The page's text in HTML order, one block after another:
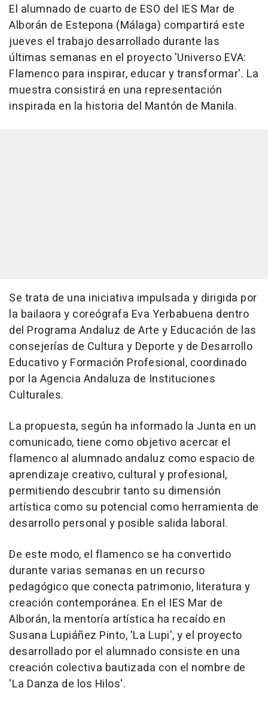
El alumnado de cuarto de ESO del IES Mar de
Alborán de Estepona (Málaga) compartirá este
jueves el trabajo desarrollado durante las
últimas semanas en el proyecto 'Universo EVA:
Flamenco para inspirar, educar y transformar'. La
muestra consistirá en una representación
inspirada en la historia del Mantón de Manila.
Se trata de una iniciativa impulsada y dirigida por
la bailaora y coreógrafa Eva Yerbabuena dentro
del Programa Andaluz de Arte y Educación de las
consejerías de Cultura y Deporte y de Desarrollo
Educativo y Formación Profesional, coordinado
por la Agencia Andaluza de Instituciones
Culturales.
La propuesta, según ha informado la Junta en un
comunicado, tiene como objetivo acercar el
flamenco al alumnado andaluz como espacio de
aprendizaje creativo, cultural y profesional,
permitiendo descubrir tanto su dimensión
artística como su potencial como herramienta de
desarrollo personal y posible salida laboral.
De este modo, el flamenco se ha convertido
durante varias semanas en un recurso
pedagógico que conecta patrimonio, literatura y
creación contemporánea. En el IES Mar de
Alborán, la mentoría artística ha recaído en
Susana Lupiáñez Pinto, 'La Lupi', y el proyecto
desarrollado por el alumnado consiste en una
creación colectiva bautizada con el nombre de
'La Danza de los Hilos'.